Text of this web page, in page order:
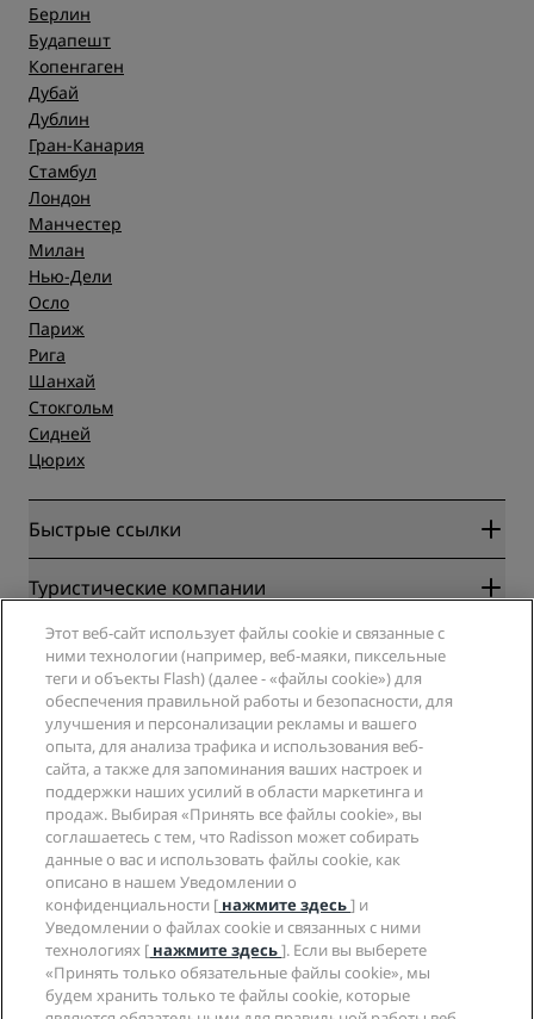
Берлин
Будапешт
Копенгаген
Дубай
Дублин
Гран-Канария
Стамбул
Лондон
Манчестер
Милан
Нью-Дели
Осло
Париж
Рига
Шанхай
Стокгольм
Сидней
Цюрих
Быстрые ссылки
Radisson Rewards
Гарантия лучшей цены онлайн
Blog
Направления
Новые и будущие отели
Приложение Radisson Hotels
Отели со статусом Sports Approved
Отели для семейного отдыха
Охрана здоровья и безопасность
Туристические компании
Партнеры
Турагенты
Компания
Radisson Hotel Group
СМИ
Вакансии в RHG
Вакансии в PPHE
Вакансии в EHL
The Club by RHG
Возможности развития
Социально ответственный бизнес
Закупки
Юридическая информация
Центр конфиденциальности
Правовая оговорка
Условия и положения программы Radisson Rewards
Соглашение о пользовании сайтом
Цифровая доступность
Заявление о современном рабстве
Помощь
Уведомления для клиентов
Контактная информация
Часто задаваемые вопросы
Карта сайта
Социальные сети
Бренды Radisson Hotels
Этот веб-сайт использует файлы cookie и связанные с
ними технологии (например, веб-маяки, пиксельные
теги и объекты Flash) (далее - «файлы cookie») для
обеспечения правильной работы и безопасности, для
улучшения и персонализации рекламы и вашего
опыта, для анализа трафика и использования веб-
сайта, а также для запоминания ваших настроек и
поддержки наших усилий в области маркетинга и
продаж. Выбирая «Принять все файлы cookie», вы
соглашаетесь с тем, что Radisson может собирать
данные о вас и использовать файлы cookie, как
описано в нашем Уведомлении о
конфиденциальности [ нажмите здесь] и
Уведомлении о файлах cookie и связанных с ними
технологиях [ нажмите здесь]. Если вы выберете
«Принять только обязательные файлы cookie», мы
будем хранить только те файлы cookie, которые